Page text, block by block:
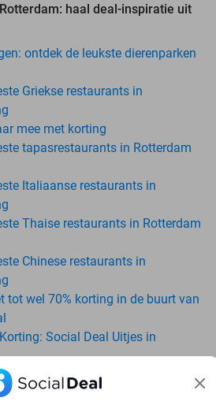
haal deal-inspiratie uit
ontdek de leukste dierenparken
Griekse restaurants in
mee met korting
tapasrestaurants in Rotterdam
Italiaanse restaurants in
Thaise restaurants in Rotterdam
Chinese restaurants in
tot wel 70% korting in de buurt van
Social Deal Uitjes in
op met Social Deal in de buurt